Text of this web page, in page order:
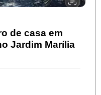
de casa em
Jardim Marília